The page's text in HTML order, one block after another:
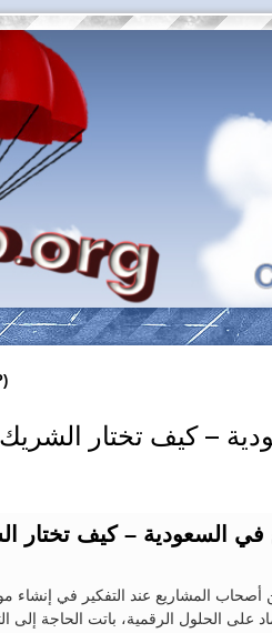
– كيف تختار
السعودية – كيف تختار
أصحاب المشاريع عند التفكير في إنشاء
على الحلول الرقمية، باتت الحاجة إلى